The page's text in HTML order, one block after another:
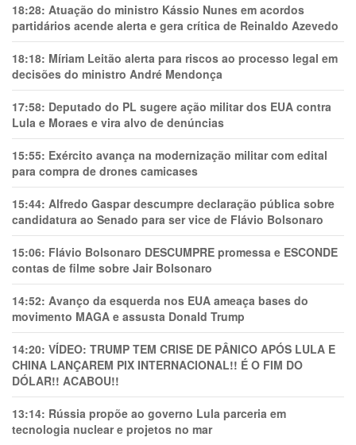
18:28: Atuação do ministro Kássio Nunes em acordos
partidários acende alerta e gera crítica de Reinaldo Azevedo
18:18: Míriam Leitão alerta para riscos ao processo legal em
decisões do ministro André Mendonça
17:58: Deputado do PL sugere ação militar dos EUA contra
Lula e Moraes e vira alvo de denúncias
15:55: Exército avança na modernização militar com edital
para compra de drones camicases
15:44: Alfredo Gaspar descumpre declaração pública sobre
candidatura ao Senado para ser vice de Flávio Bolsonaro
15:06: Flávio Bolsonaro DESCUMPRE promessa e ESCONDE
contas de filme sobre Jair Bolsonaro
14:52: Avanço da esquerda nos EUA ameaça bases do
movimento MAGA e assusta Donald Trump
14:20: VÍDEO: TRUMP TEM CRlSE DE PÂNlCO APÓS LULA E
CHINA LANÇAREM PIX INTERNACIONAL!! É O FIM DO
DÓLAR!! ACABOU!!
13:14: Rússia propõe ao governo Lula parceria em
tecnologia nuclear e projetos no mar